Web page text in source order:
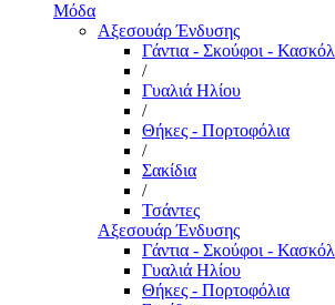
Μόδα
Αξεσουάρ Ένδυσης
Γάντια - Σκούφοι - Κασκόλ
/
Γυαλιά Ηλίου
/
Θήκες - Πορτοφόλια
/
Σακίδια
/
Τσάντες
Αξεσουάρ Ένδυσης
Γάντια - Σκούφοι - Κασκόλ
Γυαλιά Ηλίου
Θήκες - Πορτοφόλια